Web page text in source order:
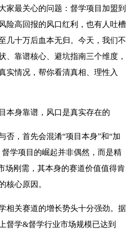
家最关心的问题：督学项目加盟到
险高回报的风口红利，也有人吐槽
几十万后血本无归。今天，我们不
、靠谱核心、避坑指南三个维度，
实情况，帮你看清真相、理性入
身靠谱，风口是真实存在的
，首先会混淆“项目本身”和“加
学项目的崛起并非偶然，而是精
场刚需，其本身的赛道价值值得肯
核心原因。
关赛道的增长势头十分强劲。据
督学&督学行业市场规模已达到